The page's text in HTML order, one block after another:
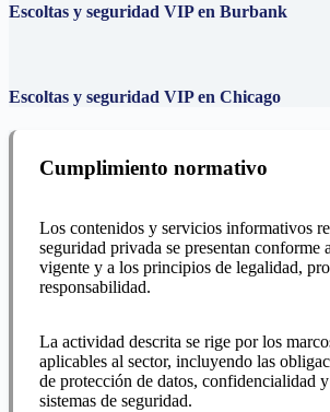
Escoltas y seguridad VIP en Burbank
Escoltas y seguridad VIP en Chicago
Cumplimiento normativo
Los contenidos y servicios informativos
seguridad privada se presentan conforme
vigente y a los principios de legalidad,
responsabilidad.
La actividad descrita se rige por los
aplicables al sector, incluyendo las
de protección de datos, confidencialidad
sistemas de seguridad.